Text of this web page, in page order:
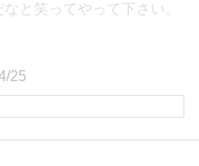
と笑ってやって下さい。
25